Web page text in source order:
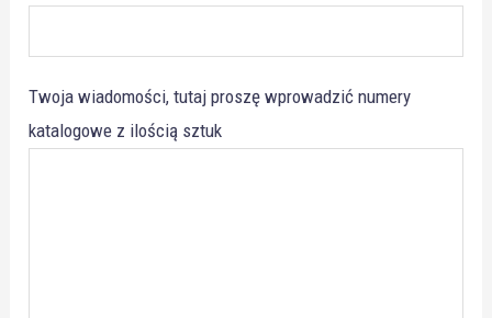
Twoja wiadomości, tutaj proszę wprowadzić numery
katalogowe z ilością sztuk